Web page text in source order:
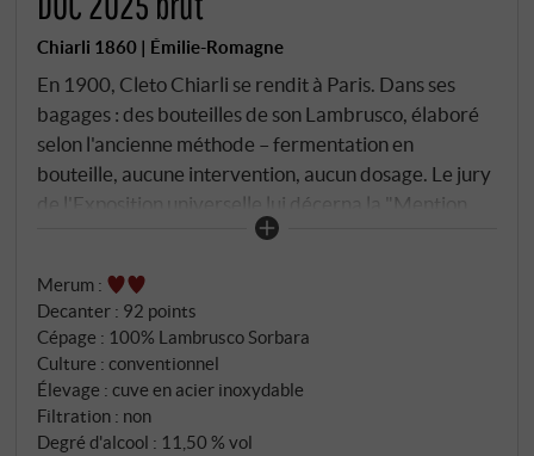
Chiarli 1860 | Émilie-Romagne
En 1900, Cleto Chiarli se rendit à Paris. Dans ses
bagages : des bouteilles de son Lambrusco, élaboré
selon l'ancienne méthode – fermentation en
bouteille, aucune intervention, aucun dosage. Le jury
de l'Exposition universelle lui décerna la "Mention
honorable". Un siècle plus tard, le Wine Spectator a
monde. Le secret réside dans le procédé. Alors que le
marché mise sur la méthode Charmat, Chiarli 1860
del Fondatore reste fidèle à la méthode ancestrale,
la seconde fermentation s'effectuant en bouteille.
S’ensuit un élevage de six mois sur lies. Pas de
dosage. Le résultat est un Lambrusco dont on peut
Merum :
Decanter : 92 points
Cépage : 100% Lambrusco Sorbara
Culture : conventionnel
Élevage : cuve en acier inoxydable
Filtration : non
Degré d'alcool : 11,50 % vol